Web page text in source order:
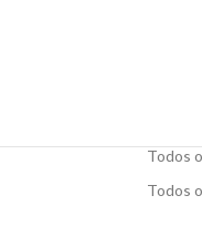
Todos
Todos